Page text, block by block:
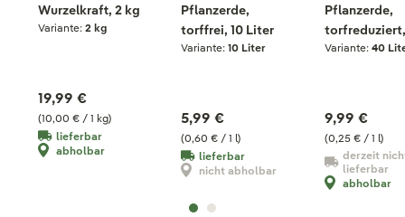
Wurzelkraft, 2 kg
Variante: 2 kg
(10,00 € / 1 kg)
19,99 €
lieferbar
abholbar
Pflanzerde,
torffrei, 10 Liter
Variante:10 Liter
(0,60 € / 1 l)
5,99 €
lieferbar
nicht abholbar
Pflanzerde,
Liter
Variante: 40
(0,25 € / 1 l)
9,99 €
derzeit
lieferbar
abholbar